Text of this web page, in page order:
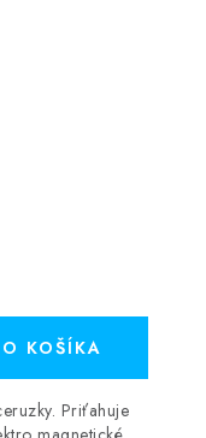
KOŠÍKA
Priťahuje